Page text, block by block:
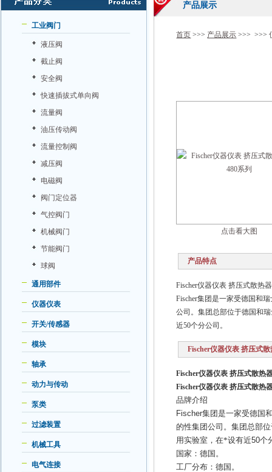
工业阀门
液压阀
截止阀
安全阀
快速插拔式单向阀
流量阀
油压传动阀
流量控制阀
减压阀
电磁阀
阀门定位器
气控阀门
机械阀门
节能阀门
球阀
通用部件
仪器仪表
开关/传感器
模块
轴承
动力与传动
泵类
过滤装置
机械工具
电气连接
产品展示
首页 >>> 产品展示 >>> >>>
点击看大图
产品特点
Fischer仪器仪表 挤压式散热
Fischer集团是一家受德国和
公司。集团总部位于德国和
近50个分公司。
Fischer仪器仪表 挤压式
Fischer仪器仪表 挤压式散热
Fischer仪器仪表 挤压式散热
品牌介绍
Fischer集团是一家受德国
的性集团公司。集团总部
用实验室，在*设有近50个
国家：德国。
工厂分布：德国。